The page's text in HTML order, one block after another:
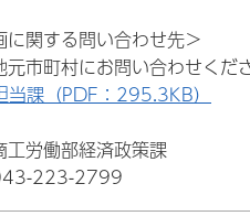
に関する問い合わせ先＞
元市町村にお問い合わせくだ
当課（PDF：295.3KB）
工労働部経済政策課
223-2799